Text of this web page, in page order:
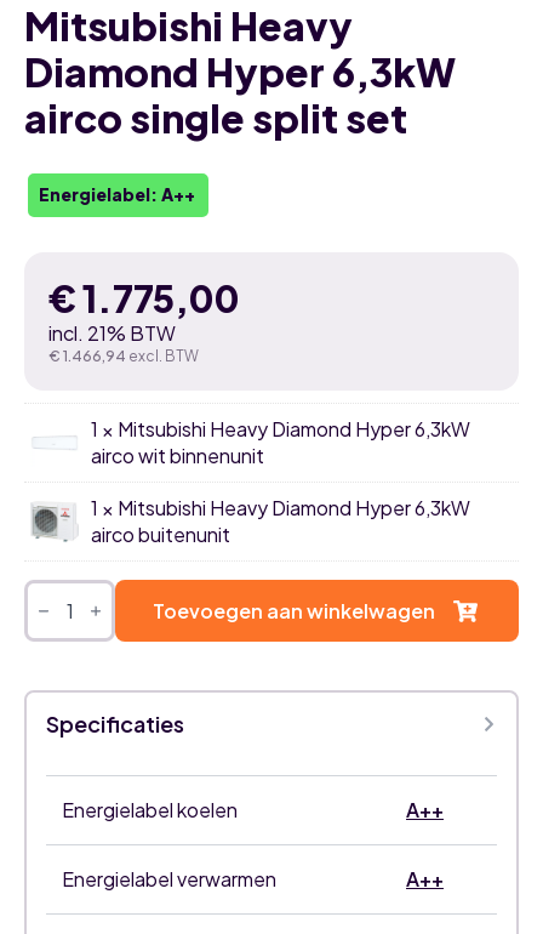
Mitsubishi Heavy
Diamond Hyper 6,3kW
airco single split set
Energielabel: A++
€1.775,00
incl. 21% BTW
€ 1.466,94 excl. BTW
1 × Mitsubishi Heavy Diamond Hyper 6,3kW
airco wit binnenunit
1 × Mitsubishi Heavy Diamond Hyper 6,3kW
airco buitenunit
Mitsubishi
Heavy
Diamond
Hyper
airco
single
split
Toevoegen aan winkelwagen
Specificaties
Energielabel koelen A++
Energielabel verwarmen A++